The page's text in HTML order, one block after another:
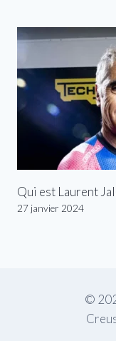
Qui est Laurent
27 janvier 2024
©